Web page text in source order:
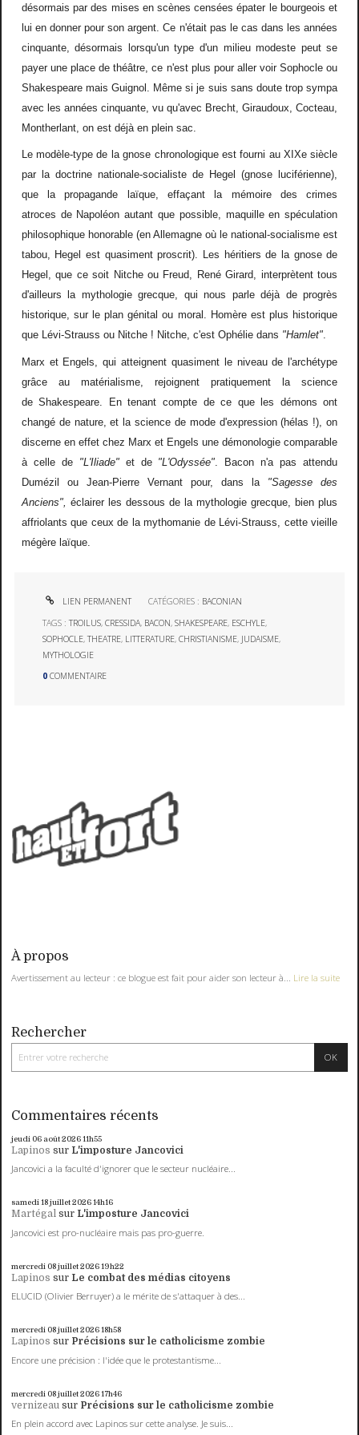
À propos
Avertissement au lecteur : ce blogue est fait pour aider son lecteur à... Lire la suite
Rechercher
Commentaires récents
jeudi 06 août 202611h55
Lapinos sur L'imposture Jancovici
Jancovici a la faculté d'ignorer que le secteur nucléaire...
samedi 18juillet 202614h16
Martégal sur L'imposture Jancovici
Jancovici est pro-nucléaire mais pas pro-guerre.
mercredi 08juillet 202619h22
Lapinos sur Le combat des médias citoyens
ELUCID (Olivier Berruyer) a le mérite de s'attaquer à des...
mercredi 08juillet 202618h58
Lapinos sur Précisions sur le catholicisme zombie
Encore une précision : l'idée que le protestantisme...
mercredi 08juillet 202617h46
vernizeau sur Précisions sur le catholicisme zombie
En plein accord avec Lapinos sur cette analyse. Je suis...
désormais par des mises en scènes censées épater le bourgeois et
lui en donner pour son argent. Ce n'était pas le cas dans les années
cinquante, désormais lorsqu'un type d'un milieu modeste peut se
payer une place de théâtre, ce n'est plus pour aller voir Sophocle ou
Shakespeare mais Guignol. Même si je suis sans doute trop sympa
avec les années cinquante, vu qu'avec Brecht, Giraudoux, Cocteau,
Montherlant, on est déjà en plein sac.
Le modèle-type de la gnose chronologique est fourni au XIXe siècle
par la doctrine nationale-socialiste de Hegel (gnose luciférienne),
que la propagande laïque, effaçant la mémoire des crimes
atroces de Napoléon autant que possible, maquille en spéculation
philosophique honorable (en Allemagne où le national-socialisme est
tabou, Hegel est quasiment proscrit). Les héritiers de la gnose de
Hegel, que ce soit Nitche ou Freud, René Girard, interprètent tous
d'ailleurs la mythologie grecque, qui nous parle déjà de progrès
historique, sur le plan génital ou moral. Homère est plus historique
que Lévi-Strauss ou Nitche ! Nitche, c'est Ophélie dans "Hamlet".
Marx et Engels, qui atteignent quasiment le niveau de l'archétype
grâce au matérialisme, rejoignent pratiquement la science
de Shakespeare. En tenant compte de ce que les démons ont
changé de nature, et la science de mode d'expression (hélas !), on
discerne en effet chez Marx et Engels une démonologie comparable
à celle de "L'Iliade"et de "L'Odyssée" . Bacon n'a pas attendu
Dumézil ou Jean-Pierre Vernant pour, dans la "Sagesse des
Anciens", éclairer les dessous de la mythologie grecque, bien plus
affriolants que ceux de la mythomanie de Lévi-Strauss, cette vieille
mégère laïque.
LIEN PERMANENT CATÉGORIES : BACONIAN
TAGS :TROILUS,CRESSIDA, BACON,SHAKESPEARE, ESCHYLE,
SOPHOCLE,THEATRE, LITTERATURE,CHRISTIANISME, JUDAISME,
MYTHOLOGIE
0 COMMENTAIRE